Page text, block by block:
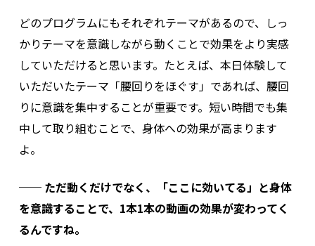
どのプログラムにもそれぞれテーマがあるので、しっ
かりテーマを意識しながら動くことで効果をより実感
していただけると思います。たとえば、本日体験して
いただいたテーマ「腰回りをほぐす」であれば、腰回
りに意識を集中することが重要です。短い時間でも集
中して取り組むことで、身体への効果が高まります
よ。
── ただ動くだけでなく、「ここに効いてる」と身体
を意識することで、1本1本の動画の効果が変わってく
るんですね。